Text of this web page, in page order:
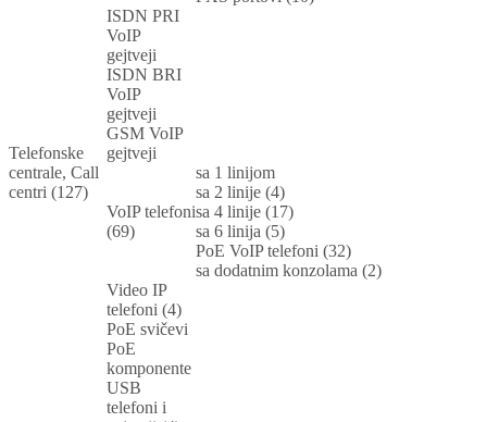
Telefonske
centrale, Call
centri (127)
ISDN PRI
VoIP
gejtveji
ISDN BRI
VoIP
gejtveji
GSM VoIP
gejtveji
VoIP telefoni
(69)
sa 1 linijom
sa 2 linije (4)
sa 4 linije (17)
sa 6 linija (5)
PoE VoIP telefoni (32)
sa dodatnim konzolama (2)
Video IP
telefoni (4)
PoE svičevi
PoE
komponente
USB
telefoni i